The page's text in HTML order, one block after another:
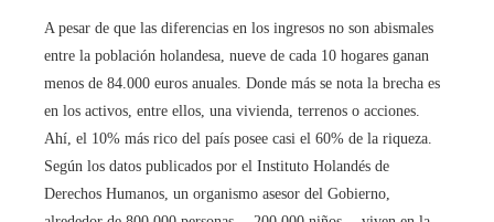
A pesar de que las diferencias en los ingresos no son abismales
entre la población holandesa, nueve de cada 10 hogares ganan
menos de 84.000 euros anuales. Donde más se nota la brecha es
en los activos, entre ellos, una vivienda, terrenos o acciones.
Ahí, el 10% más rico del país posee casi el 60% de la riqueza.
Según los datos publicados por el Instituto Holandés de
Derechos Humanos, un organismo asesor del Gobierno,